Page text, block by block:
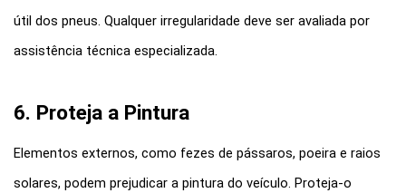
útil dos pneus. Qualquer irregularidade deve ser avaliada por
assistência técnica especializada.
6. Proteja a Pintura
Elementos externos, como fezes de pássaros, poeira e raios
solares, podem prejudicar a pintura do veículo. Proteja-o